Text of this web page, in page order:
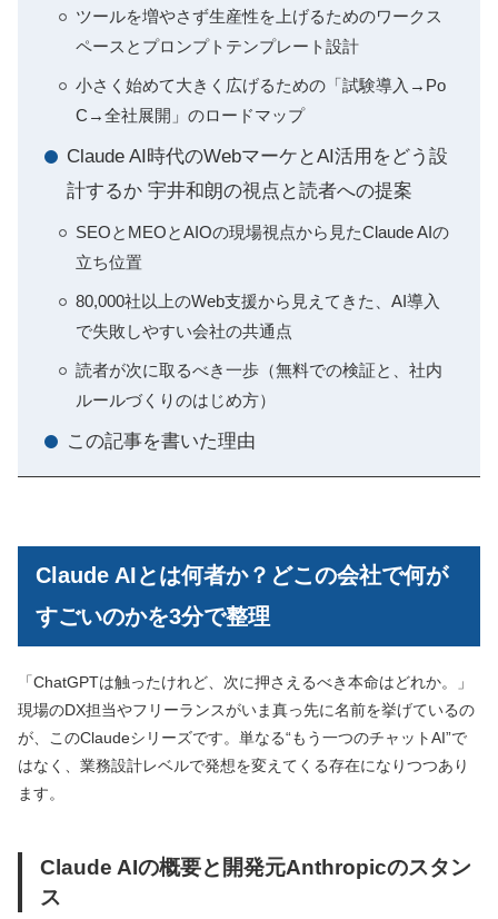
ツールを増やさず生産性を上げるためのワークス
ペースとプロンプトテンプレート設計
小さく始めて大きく広げるための「試験導入→Po
C→全社展開」のロードマップ
Claude AI時代のWebマーケとAI活用をどう設
計するか 宇井和朗の視点と読者への提案
SEOとMEOとAIOの現場視点から見たClaude AIの
立ち位置
80,000社以上のWeb支援から見えてきた、AI導入
で失敗しやすい会社の共通点
読者が次に取るべき一歩（無料での検証と、社内
ルールづくりのはじめ方）
この記事を書いた理由
Claude AIとは何者か？どこの会社で何が
すごいのかを3分で整理
「ChatGPTは触ったけれど、次に押さえるべき本命はどれか。」
現場のDX担当やフリーランスがいま真っ先に名前を挙げているの
が、このClaudeシリーズです。単なる“もう一つのチャットAI”で
はなく、業務設計レベルで発想を変えてくる存在になりつつあり
ます。
Claude AIの概要と開発元Anthropicのスタン
ス